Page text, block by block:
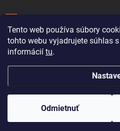
Tento web používa súbory
tohto webu vyjadrujete súhlas
informácií tu.
Odmietnuť
0940 644 322
Copyright 2026pecmaniak.store.